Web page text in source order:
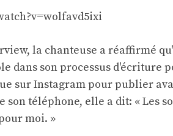
la chanteuse a réaffirmé
dans son processus d'écriture
sur Instagram pour publier
téléphone, elle a dit: « Les
moi. »